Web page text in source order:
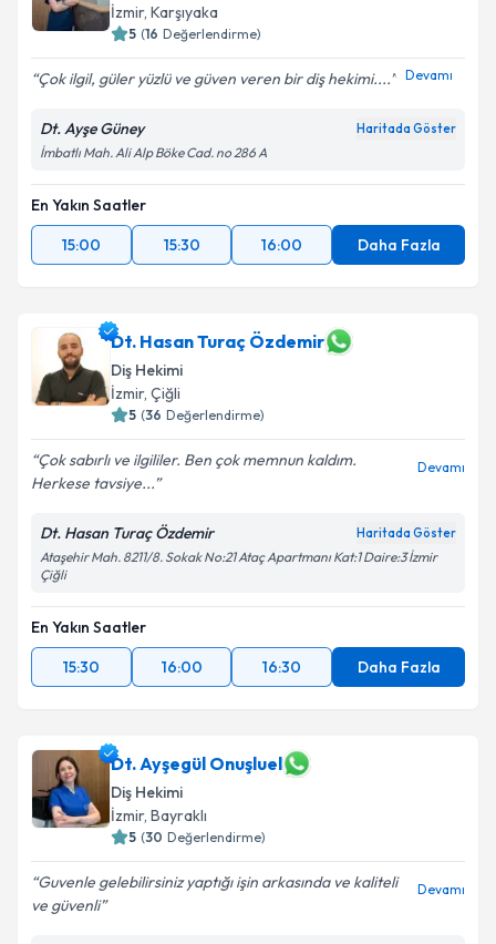
İzmir, Karşıyaka
5 (16 Değerlendirme)
Çok ilgil, güler yüzlü ve güven veren bir diş hekimi.... Devamı
Dt. Ayşe Güney Haritada Göster
İmbatlı Mah. Ali Alp Böke Cad. no 286 A
En Yakın Saatler
15:00
15:30 16:00 Daha Fazla
Dt. Hasan Turaç Özdemir
Diş Hekimi
İzmir, Çiğli
5 (36 Değerlendirme)
Çok sabırlı ve ilgililer. Ben çok memnun kaldım.
Herkese tavsiye...
Devamı
Dt. Hasan Turaç Özdemir Haritada Göster
Ataşehir Mah. 8211/8. Sokak No:21 Ataç Apartmanı Kat:1 Daire:3 İzmir
Çiğli
En Yakın Saatler
15:30
16:00 16:30 Daha Fazla
Dt. Ayşegül Onuşluel
Diş Hekimi
İzmir, Bayraklı
5 (30 Değerlendirme)
Guvenle gelebilirsiniz yaptığı işin arkasında ve kaliteli
ve güvenli
Devamı